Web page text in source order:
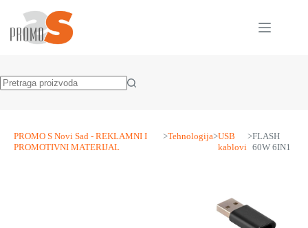
content
PROMO S Novi Sad - REKLAMNI I
PROMOTIVNI MATERIJAL
>Tehnologija>USB
kablovi
>FLASH
60W 6IN1